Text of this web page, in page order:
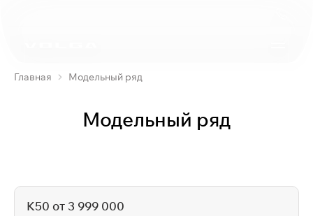
Главная Модельный ряд
Модельный ряд
K50 от 3 999 000